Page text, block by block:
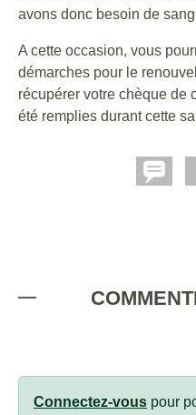
avons donc besoin de
A cette occasion, vous
démarches pour le
récupérer votre chèque de
été remplies durant cette
Connectez-vous pour